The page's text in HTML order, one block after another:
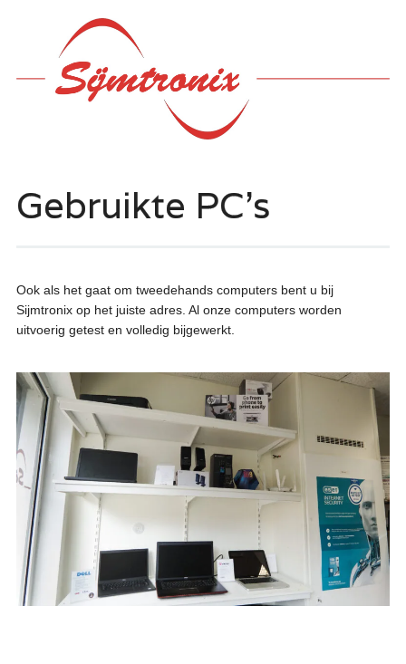
Hoofdmenu
Gebruikte PC’s
Ook als het gaat om tweedehands computers bent u bij
Sijmtronix op het juiste adres. Al onze computers worden
uitvoerig getest en volledig bijgewerkt.